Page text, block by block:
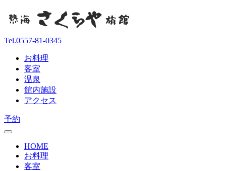
Tel.0557-81-0345
お料理
客室
温泉
館内施設
アクセス
予約
HOME
お料理
客室